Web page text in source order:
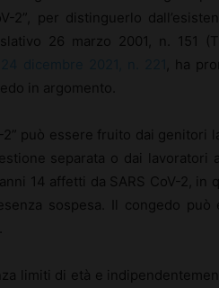
2”, per distinguerlo
26 marzo 2001, n. 151
, ha
in argomento.
2” può essere fruito dai genitori
separata o dai lavoratori
14 affetti da SARS CoV-2, in
sospesa. Il congedo può
limiti di età e